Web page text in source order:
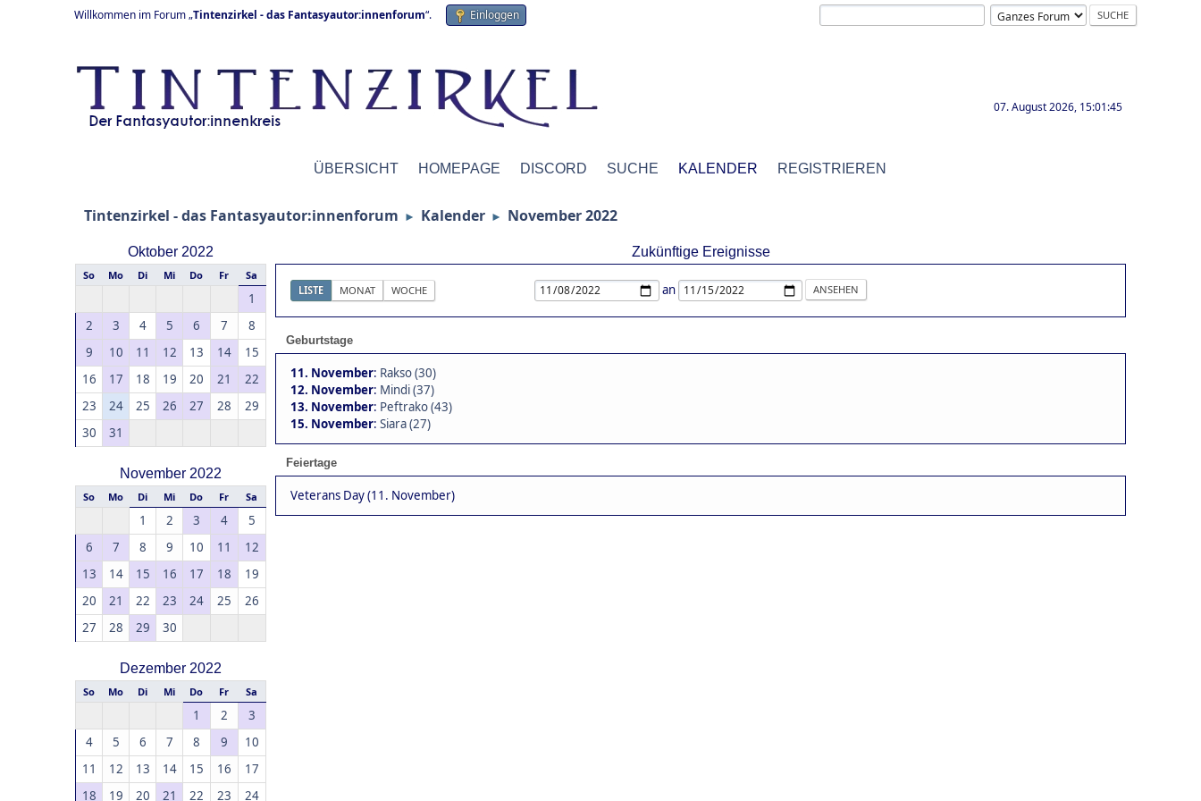
Willkommen im Forum „Tintenzirkel - das Fantasyautor:innenforum“. Einloggen
07. August 2026, 15:01:45
ÜBERSICHT HOMEPAGE DISCORD SUCHE KALENDER REGISTRIEREN
Tintenzirkel - das Fantasyautor:innenforum ► Kalender ► November 2022
Oktober 2022
So Mo Di Mi Do Fr Sa
1
2
3 4 5 6 7
8
9
10 11 12 13 14
15
16
17 18 19 20 21
22
23
24 25 26 27 28
29
30
31
November 2022
So Mo Di Mi Do Fr Sa
1 2 3 4
5
6
7 8 9 10 11
12
13
14 15 16 17 18
19
20
21 22 23 24 25
26
27
28 29 30
Dezember 2022
So Mo Di Mi Do Fr Sa
1 2
3
4
5 6 7 8 9
10
11
12 13 14 15 16
17
18
19 20 21 22 23 24
Zukünftige Ereignisse
LISTE MONAT WOCHE an
Geburtstage
11. November: Rakso (30)
12. November: Mindi (37)
13. November: Peftrako (43)
15. November: Siara (27)
Feiertage
Veterans Day (11. November)